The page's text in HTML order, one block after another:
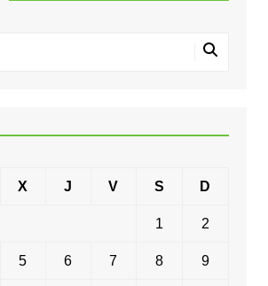
X J V S D
1 2
5 6 7 8 9